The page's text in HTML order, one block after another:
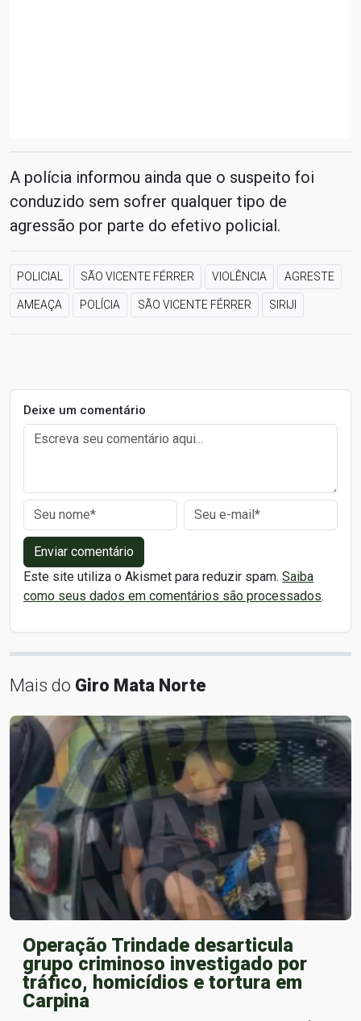
A polícia informou ainda que o suspeito foi
conduzido sem sofrer qualquer tipo de
agressão por parte do efetivo policial.
POLICIAL SÃO VICENTE FÉRRER VIOLÊNCIA AGRESTE
AMEAÇA POLÍCIA SÃO VICENTE FÉRRER SIRIJI
Deixe um comentário
Enviar comentário
Este site utiliza o Akismet para reduzir spam. Saiba
como seus dados em comentários são processados.
Mais do Giro Mata Norte
Operação Trindade desarticula
grupo criminoso investigado por
tráfico, homicídios e tortura em
Carpina